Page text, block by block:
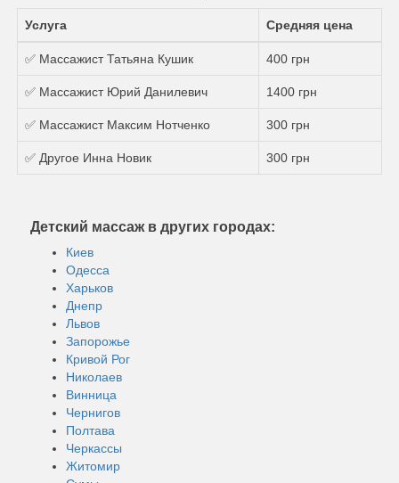
Услуга Средняя цена
✅ Массажист Татьяна Кушик 400 грн
✅ Массажист Юрий Данилевич 1400 грн
✅ Массажист Максим Нотченко 300 грн
✅ Другое Инна Новик 300 грн
Детский массаж в других городах:
Киев
Одесса
Харьков
Днепр
Львов
Запорожье
Кривой Рог
Николаев
Винница
Чернигов
Полтава
Черкассы
Житомир